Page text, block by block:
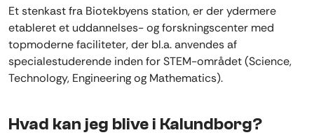
Et stenkast fra Biotekbyens station, er der ydermere
etableret et uddannelses- og forskningscenter med
topmoderne faciliteter, der bl.a. anvendes af
specialestuderende inden for STEM-området (Science,
Technology, Engineering og Mathematics).
Hvad kan jeg blive i Kalundborg?